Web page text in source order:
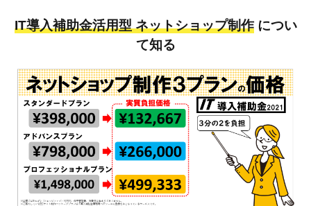
IT導入補助金活用型 ネットショップ制作につい
て知る